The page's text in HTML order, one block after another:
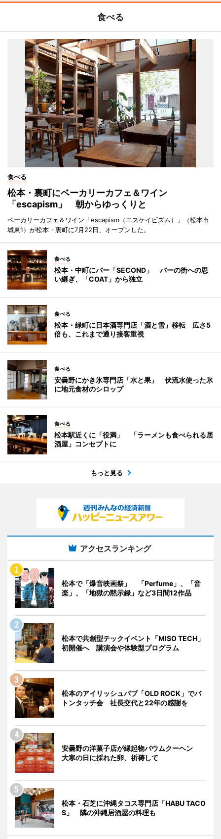
食べる
食べる
松本・裏町にベーカリーカフェ＆ワイン
「escapism」 朝からゆっくりと
ベーカリーカフェ＆ワイン「escapism（エスケイピズム）」（松本市
城東1）が松本・裏町に7月22日、オープンした。
食べる
松本・中町にバー「SECOND」 バーの街への思
い継ぎ、「COAT」から独立
食べる
松本・緑町に日本酒専門店「酒と雪」移転 広さ5
倍も、これまで通り接客重視
食べる
安曇野にかき氷専門店「水と果」 伏流水使った氷
に地元食材のシロップ
食べる
松本駅近くに「役満」 「ラーメンも食べられる居
酒屋」コンセプトに
もっと見る
アクセスランキング
松本で「爆音映画祭」 「Perfume」、「音
楽」、「地獄の黙示録」など3日間12作品
松本で共創型テックイベント「MISO TECH」
初開催へ 講演会や体験型プログラム
松本のアイリッシュパブ「OLD ROCK」でバ
トンタッチ会 社長交代と22年の感謝を
安曇野の洋菓子店が縁起物バウムクーヘン
大寒の日に採れた卵、祈祷して
松本・石芝に沖縄タコス専門店「HABU TACO
S」 隣の沖縄居酒屋の料理も